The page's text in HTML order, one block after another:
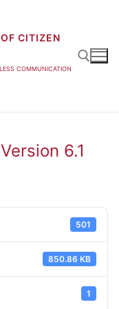
CITIZEN
COMMUNICATION
6.1
501
850.86 KB
1